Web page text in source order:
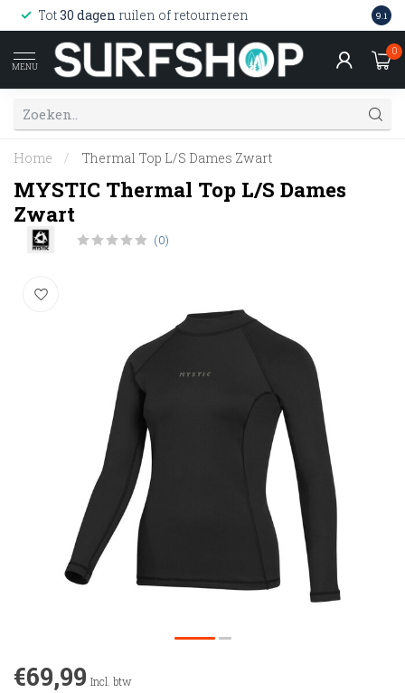
Tot30 dagen ruilen of retourneren 9.1
MENU
0
Home / Thermal Top L/S Dames Zwart
MYSTIC Thermal Top L/S Dames
Zwart
(0)
€69,99 Incl. btw